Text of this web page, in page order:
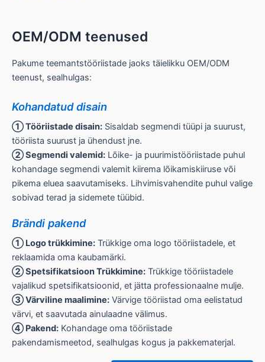
OEM/ODM teenused
Pakume teemantstööriistade jaoks täielikku OEM/ODM
teenust, sealhulgas:
Kohandatud disain
① Tööriistade disain: Sisaldab segmendi tüüpi ja suurust,
tööriista suurust ja ühendust jne.
② Segmendi valemid: Lõike- ja puurimistööriistade puhul
kohandage segmendi valemit kiirema lõikamiskiiruse või
pikema eluea saavutamiseks. Lihvimisvahendite puhul valige
sobivad terad ja sidemete tüübid.
Brändi pakend
① Logo trükkimine: Trükkige oma logo tööriistadele, et
reklaamida oma kaubamärki.
② Spetsifikatsioon Trükkimine: Trükkige tööriistadele
vajalikud spetsifikatsioonid, et jätta professionaalne mulje.
③ Värviline maalimine: Värvige tööriistad oma eelistatud
värvi, et saavutada ainulaadne välimus.
④ Pakend: Kohandage oma tööriistade
pakendamismeetod, sealhulgas kogus ja pakkematerjal.